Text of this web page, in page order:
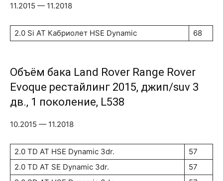
11.2015 — 11.2018
2.0 Si AT Кабриолет HSE Dynamic 68
Объём бака Land Rover Range Rover
Evoque рестайлинг 2015, джип/suv 3
дв., 1 поколение, L538
10.2015 — 11.2018
2.0 TD AT HSE Dynamic 3dr.
57
2.0 TD AT SE Dynamic 3dr.
57